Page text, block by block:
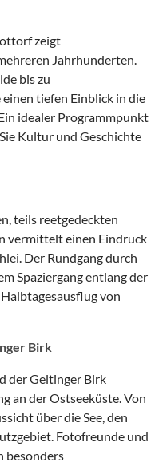
zeigt
Jahrhunderten.
bis zu
tiefen Einblick in die
idealer Programmpunkt
Kultur und Geschichte
teils reetgedeckten
vermittelt einen Eindruck
Der Rundgang durch
Spaziergang entlang der
von
Birk
der Geltinger Birk
an der Ostseeküste. Von
über die See, den
Fotofreunde und
besonders